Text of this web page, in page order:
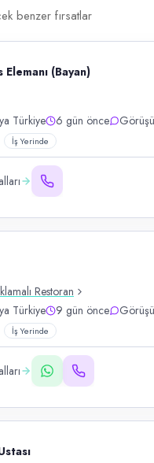
benzer fırsatlar
Elemanı (Bayan)
Türkiye
6 gün önce
İş Yerinde
Restoran
Türkiye
9 gün önce
İş Yerinde